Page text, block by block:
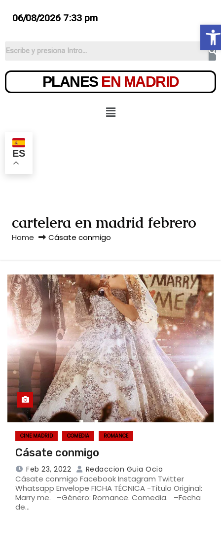
06/08/2026 7:33 pm
PLANES EN MADRID
ES
cartelera en madrid febrero
Home Cásate conmigo
CINE MADRID COMEDIA ROMANCE
Cásate conmigo
Feb 23, 2022 Redaccion Guia Ocio
Cásate conmigo Facebook Instagram Twitter
Whatsapp Envelope FICHA TÉCNICA -Título Original:
Marry me. –Género: Romance. Comedia. –Fecha
de…